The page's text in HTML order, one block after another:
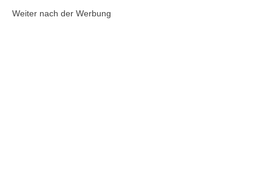
Weiter nach der Werbung